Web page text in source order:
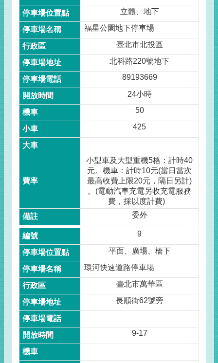
立體、地下
福星公園地下停車場
臺北市北投區
北科路220號地下
89193669
24小時
50
425
小型車及大型重機5格：計時40
元。機車：計時10元(當日當次
最高收費上限20元，隔日另計)
。(電動汽車充電另收充電服務
費，採以度計費)
委外
9
平面、廣場、橋下
環河快速道路停車場
臺北市萬華區
長順街62號旁
9-17